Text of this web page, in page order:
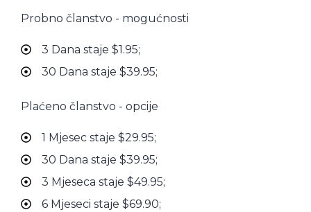
Probno članstvo - mogućnosti
3 Dana staje $1.95;
30 Dana staje $39.95;
Plaćeno članstvo - opcije
1 Mjesec staje $29.95;
30 Dana staje $39.95;
3 Mjeseca staje $49.95;
6 Mjeseci staje $69.90;